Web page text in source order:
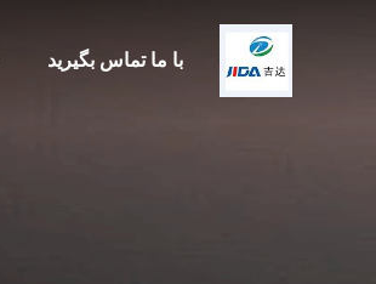
با ما تماس بگیرید